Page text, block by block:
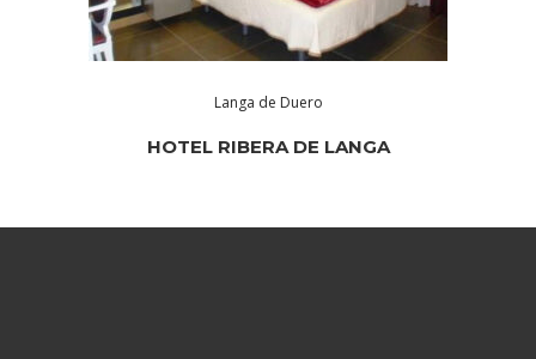
Langa de Duero
HOTEL RIBERA DE LANGA